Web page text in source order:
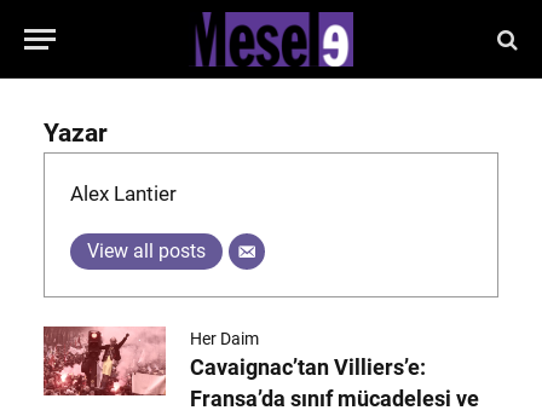
Yazar
Alex Lantier
View all posts
Her Daim
Cavaignac’tan Villiers’e:
Fransa’da sınıf mücadelesi ve